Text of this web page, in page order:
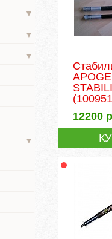
▼
▼
▼
▼
12200